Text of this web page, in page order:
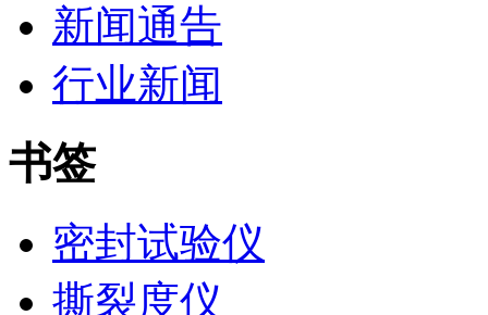
新闻通告
行业新闻
书签
密封试验仪
撕裂度仪